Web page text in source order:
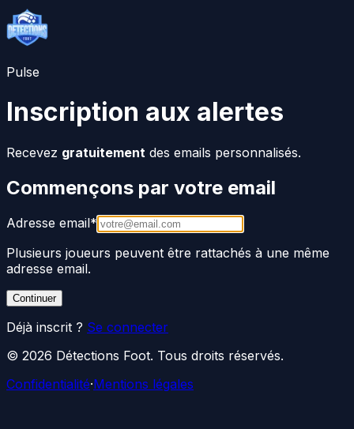
Pulse
Inscription aux alertes
Recevez gratuitement des emails personnalisés.
Commençons par votre email
Adresse email*
Plusieurs joueurs peuvent être rattachés à une même
adresse email.
Continuer
Déjà inscrit ? Se connecter
© 2026 Détections Foot. Tous droits réservés.
Confidentialité·Mentions légales